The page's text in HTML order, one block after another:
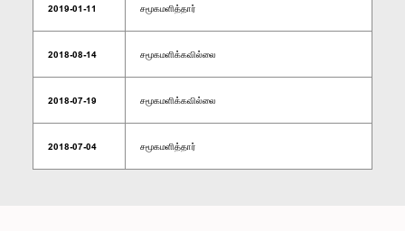
2019-01-11 சமூகமளித்தார்
2018-08-14 சமூகமளிக்கவில்லை
2018-07-19 சமூகமளிக்கவில்லை
2018-07-04 சமூகமளித்தார்